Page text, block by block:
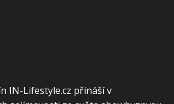
IN-Lifestyle.cz přináší v